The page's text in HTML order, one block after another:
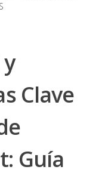
Clave
Guía